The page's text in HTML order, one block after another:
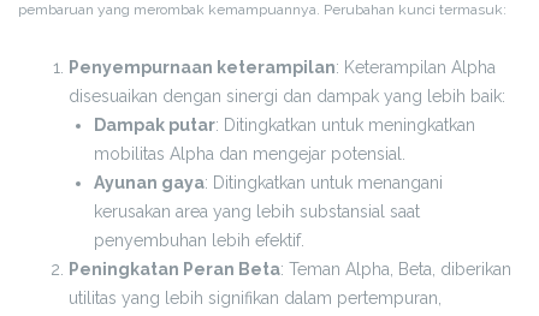
pembaruan yang merombak kemampuannya. Perubahan kunci termasuk:
Penyempurnaan keterampilan: Keterampilan Alpha
disesuaikan dengan sinergi dan dampak yang lebih baik:
Dampak putar: Ditingkatkan untuk meningkatkan
mobilitas Alpha dan mengejar potensial.
Ayunan gaya: Ditingkatkan untuk menangani
kerusakan area yang lebih substansial saat
penyembuhan lebih efektif.
Peningkatan Peran Beta: Teman Alpha, Beta, diberikan
utilitas yang lebih signifikan dalam pertempuran,